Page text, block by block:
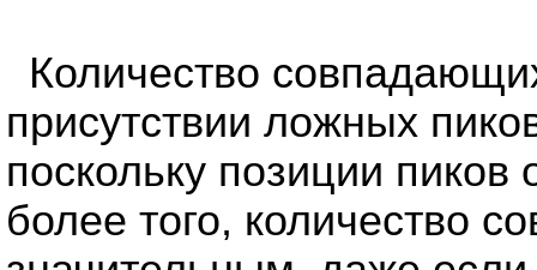
Количество
присутствии ложных
поскольку позиции
более того, количество